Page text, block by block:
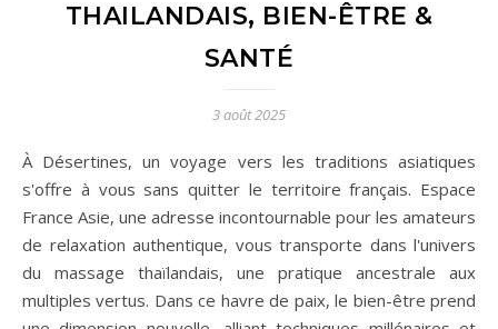
THAILANDAIS, BIEN-ÊTRE &
SANTÉ
3 août 2025
À Désertines, un voyage vers les traditions asiatiques
s'offre à vous sans quitter le territoire français. Espace
France Asie, une adresse incontournable pour les amateurs
de relaxation authentique, vous transporte dans l'univers
du massage thaïlandais, une pratique ancestrale aux
multiples vertus. Dans ce havre de paix, le bien-être prend